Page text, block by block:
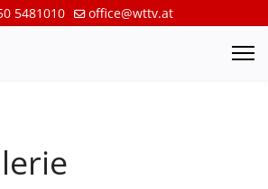
5481010 office@wttv.at